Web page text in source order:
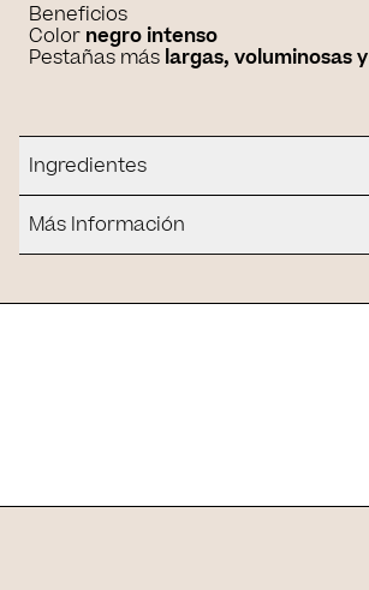
Beneficios
Color negro intenso
Pestañas más largas, voluminosas
Ingredientes
Más Información